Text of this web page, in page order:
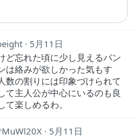
5月11日
ど忘れた頃に少し見えるパン
は絡みが欲しかった気もす
数の割りには印象づけられて
て主人公が中心にいるのも良
楽しめるわ。
5月11日